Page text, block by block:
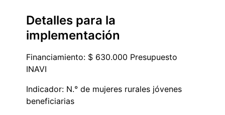
Detalles para la
implementación
Financiamiento: $ 630.000 Presupuesto
INAVI
Indicador: N.° de mujeres rurales jóvenes
beneficiarias